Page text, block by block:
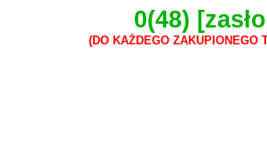
0(48)
(DO KAŻDEGO ZAKUPIONEGO